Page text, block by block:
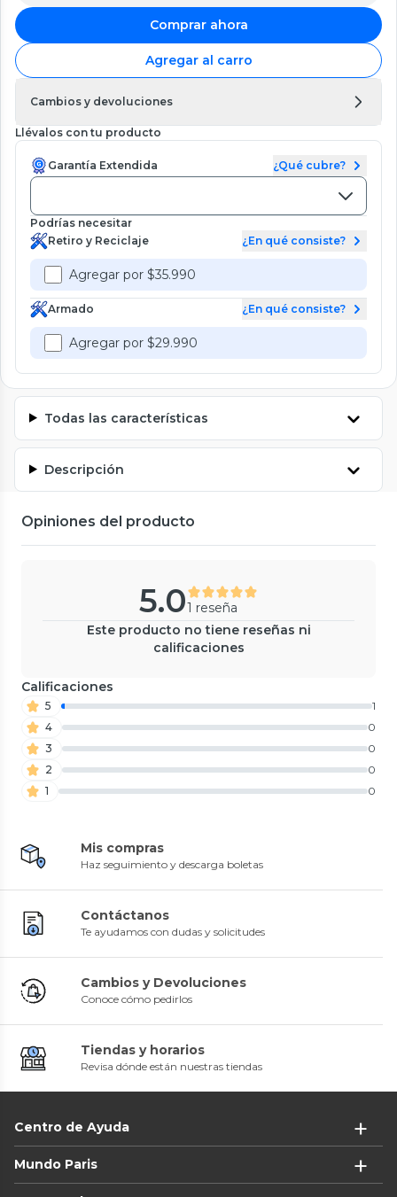
Comprar ahora
Agregar al carro
Cambios y devoluciones
Llévalos con tu producto
Garantía Extendida ¿Qué cubre?
Podrías necesitar
Retiro y Reciclaje
¿En qué consiste?
Agregar por $35.990
Armado ¿En qué consiste?
Agregar por $29.990
Todas las características
Descripción
Opiniones del producto
5.01 reseña
Este producto no tiene reseñas ni
calificaciones
Calificaciones
5
1
4
0
3
0
2
0
1
0
Mis compras
Haz seguimiento y descarga boletas
Contáctanos
Te ayudamos con dudas y solicitudes
Cambios y Devoluciones
Conoce cómo pedirlos
Tiendas y horarios
Revisa dónde están nuestras tiendas
Centro de Ayuda
Mundo Paris